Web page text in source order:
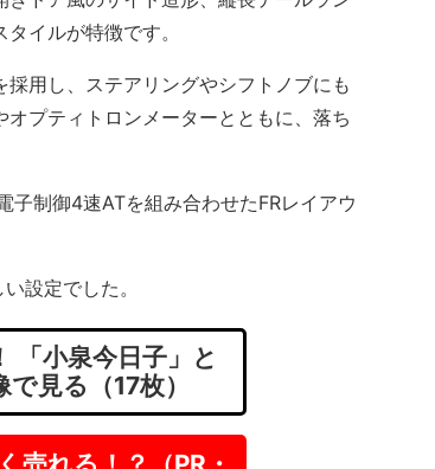
イルが特徴です。
用し、ステアリングやシフトノブにも
プティトロンメーターとともに、落ち
制御4速ATを組み合わせたFRレイアウ
設定でした。
「小泉今日子」と
見る（17枚）